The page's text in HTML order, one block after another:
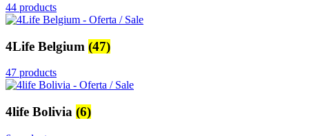
44 products
4Life Belgium (47)
47 products
4life Bolivia (6)